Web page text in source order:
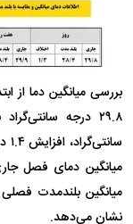
بررسی میانگین دما از
نشان می‌دهد.